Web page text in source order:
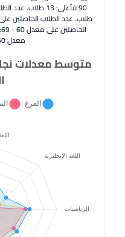
معدل 50 - 59: 8 طلاب.
متوسط معدلات